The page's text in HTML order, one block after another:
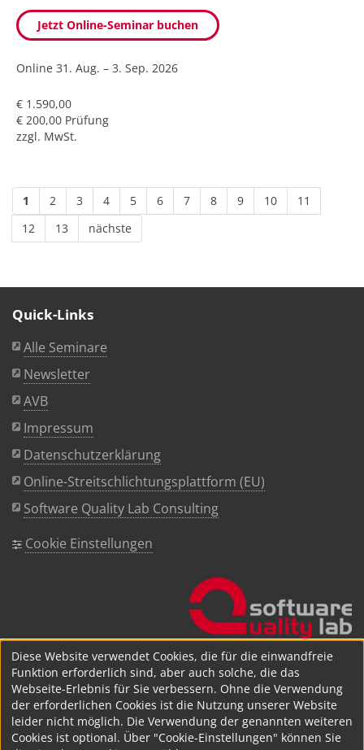
Jetzt Online-Seminar buchen
Online 31. Aug. – 3. Sep. 2026
€ 1.590,00
€ 200,00 Prüfung
zzgl. MwSt.
1 2 3 4 5 6 7 8 9 10
11
12
13 nächste
Quick-Links
Alle Seminare
Newsletter
AVB
Impressum
Datenschutzerklärung
Online-Streitschlichtungsplattform (EU)
Software Quality Lab Consulting
Cookie Einstellungen
Diese Website verwendet Cookies, die für die einwandfreie
Funktion erforderlich sind, aber auch solche, die das
Webseite-Erlebnis für Sie verbessern. Ohne die Verwendung
der erforderlichen Cookies ist die Nutzung unserer Website
leider nicht möglich. Die Verwendung der genannten weiteren
Cookies ist optional. Über "Cookie-Einstellungen" können Sie